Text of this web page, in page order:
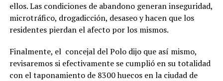
ellos. Las condiciones de abandono generan inseguridad,
microtráfico, drogadicción, desaseo y hacen que los
residentes pierdan el afecto por los mismos.
Finalmente, el concejal del Polo dijo que así mismo,
revisaremos si efectivamente se cumplió en su totalidad
con el taponamiento de 8300 huecos en la ciudad de